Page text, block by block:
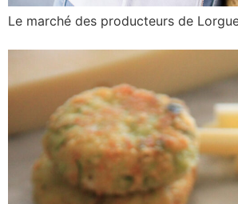
Le marché des producteurs de